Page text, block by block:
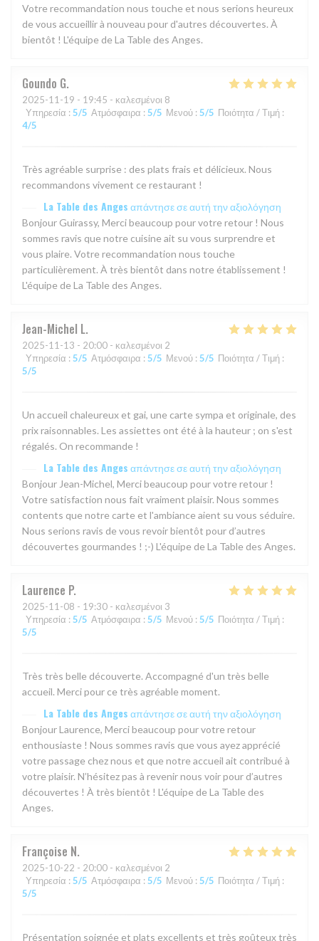
Votre recommandation nous touche et nous serions heureux
de vous accueillir à nouveau pour d'autres découvertes. À
bientôt ! L'équipe de La Table des Anges.
Goundo G
2025-11-19 - 19:45 - καλεσμένοι 8
Υπηρεσία : 5/5 Ατμόσφαιρα : 5/5 Μενού : 5/5 Ποιότητα / Τιμή :
4/5
Très agréable surprise : des plats frais et délicieux. Nous
recommandons vivement ce restaurant !
La Table des Angesαπάντησε σε αυτή την αξιολόγηση
Bonjour Guirassy, Merci beaucoup pour votre retour ! Nous
sommes ravis que notre cuisine ait su vous surprendre et
vous plaire. Votre recommandation nous touche
particulièrement. À très bientôt dans notre établissement !
L'équipe de La Table des Anges.
Jean-Michel L
2025-11-13 - 20:00 - καλεσμένοι 2
Υπηρεσία : 5/5 Ατμόσφαιρα : 5/5 Μενού : 5/5 Ποιότητα / Τιμή :
5/5
Un accueil chaleureux et gai, une carte sympa et originale, des
prix raisonnables. Les assiettes ont été à la hauteur ; on s'est
régalés. On recommande !
La Table des Angesαπάντησε σε αυτή την αξιολόγηση
Bonjour Jean-Michel, Merci beaucoup pour votre retour !
Votre satisfaction nous fait vraiment plaisir. Nous sommes
contents que notre carte et l'ambiance aient su vous séduire.
Nous serions ravis de vous revoir bientôt pour d’autres
découvertes gourmandes ! ;-) L'équipe de La Table des Anges.
Laurence P
2025-11-08 - 19:30 - καλεσμένοι 3
Υπηρεσία : 5/5 Ατμόσφαιρα : 5/5 Μενού : 5/5 Ποιότητα / Τιμή :
5/5
Très très belle découverte. Accompagné d'un très belle
accueil. Merci pour ce très agréable moment.
La Table des Angesαπάντησε σε αυτή την αξιολόγηση
Bonjour Laurence, Merci beaucoup pour votre retour
enthousiaste ! Nous sommes ravis que vous ayez apprécié
votre passage chez nous et que notre accueil ait contribué à
votre plaisir. N’hésitez pas à revenir nous voir pour d’autres
découvertes ! À très bientôt ! L'équipe de La Table des
Anges.
Françoise N
2025-10-22 - 20:00 - καλεσμένοι 2
Υπηρεσία : 5/5 Ατμόσφαιρα : 5/5 Μενού : 5/5 Ποιότητα / Τιμή :
5/5
Présentation soignée et plats excellents et très goûteux très